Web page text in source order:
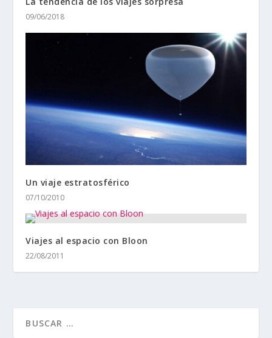
09/06/2018
Un viaje estratosférico
07/10/2010
Viajes al espacio con Bloon
22/08/2011